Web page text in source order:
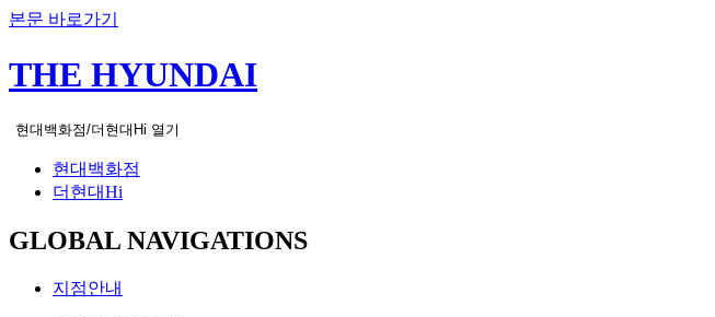
본문 바로가기
THE HYUNDAI
현대백화점/더현대Hi 열기
현대백화점
더현대Hi
GLOBAL NAVIGATIONS
지점안내